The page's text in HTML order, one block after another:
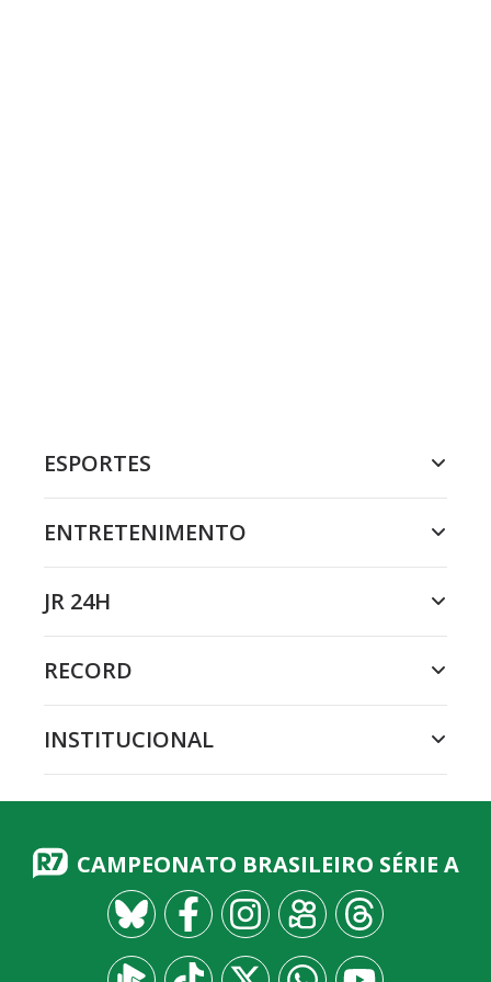
ESPORTES
ENTRETENIMENTO
JR 24H
RECORD
INSTITUCIONAL
CAMPEONATO BRASILEIRO SÉRIE A